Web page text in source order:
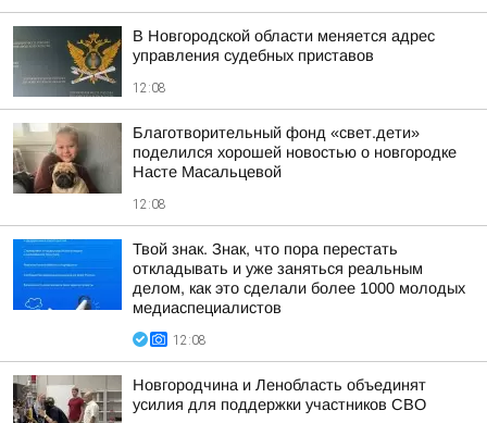
В Новгородской области меняется адрес
управления судебных приставов
12:08
Благотворительный фонд «свет.дети»
поделился хорошей новостью о новгородке
Насте Масальцевой
12:08
Твой знак. Знак, что пора перестать
откладывать и уже заняться реальным
делом, как это сделали более 1000 молодых
медиаспециалистов
12:08
Новгородчина и Ленобласть объединят
усилия для поддержки участников СВО